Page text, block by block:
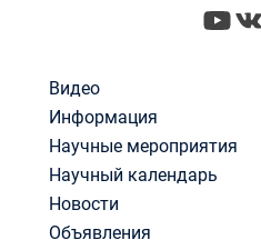
Видео
Информация
Научные мероприятия
Научный календарь
Новости
Объявления